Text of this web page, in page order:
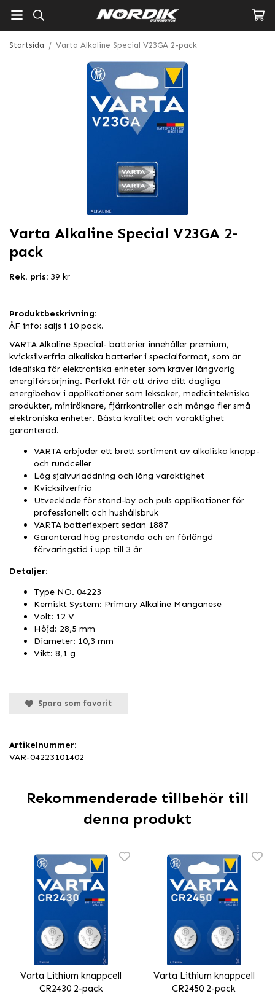
Startsida / Varta Alkaline Special V23GA 2-pack
Varta Alkaline Special V23GA 2-
pack
Rek. pris: 39 kr
Produktbeskrivning:
ÅF info: säljs i 10 pack.
VARTA Alkaline Special- batterier innehåller premium,
kvicksilverfria alkaliska batterier i specialformat, som är
idealiska för elektroniska enheter som kräver långvarig
energiförsörjning. Perfekt för att driva ditt dagliga
energibehov i applikationer som leksaker, medicintekniska
produkter, miniräknare, fjärrkontroller och många fler små
elektroniska enheter. Bästa kvalitet och varaktighet
garanterad.
VARTA erbjuder ett brett sortiment av alkaliska knapp-
och rundceller
Låg självurladdning och lång varaktighet
Kvicksilverfria
Utvecklade för stand-by och puls applikationer för
professionellt och hushållsbruk
VARTA batteriexpert sedan 1887
Garanterad hög prestanda och en förlängd
förvaringstid i upp till 3 år
Detaljer:
Type NO. 04223
Kemiskt System: Primary Alkaline Manganese
Volt: 12 V
Höjd: 28,5 mm
Diameter: 10,3 mm
Vikt: 8,1 g
Spara som favorit
Artikelnummer:
VAR-04223101402
Rekommenderade tillbehör till
denna produkt
Varta Lithium knappcell
CR2430 2-pack
Varta Lithium knappcell
CR2450 2-pack